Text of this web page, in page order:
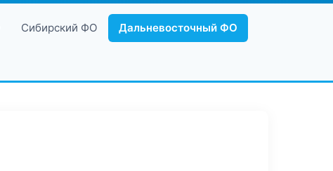
Сибирский ФО Дальневосточный ФО